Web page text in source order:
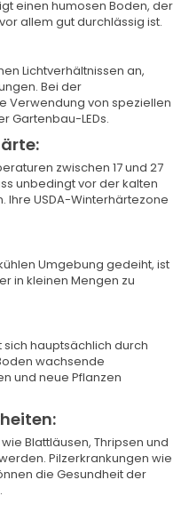
einen humosen Boden, der
allem gut durchlässig ist.
Lichtverhältnissen an,
Bei der
Verwendung von speziellen
Gartenbau-LEDs.
zwischen 17 und 27
unbedingt vor der kalten
Ihre USDA-Winterhärtezone
Umgebung gedeiht, ist
in kleinen Mengen zu
hauptsächlich durch
wachsende
und neue Pflanzen
Blattläusen, Thripsen und
Pilzerkrankungen wie
die Gesundheit der